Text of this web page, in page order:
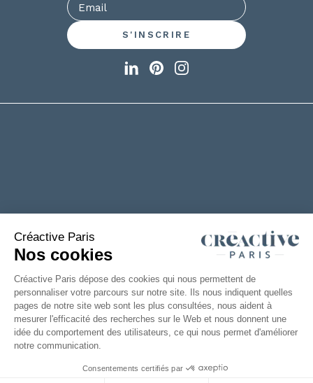
6 rue de la Chanterie
49124 Saint Barthélémy d'Anjou
TÉLÉCHARGEZ NOTRE CATALOGUE
Mentions
Accessibilité : partiellement